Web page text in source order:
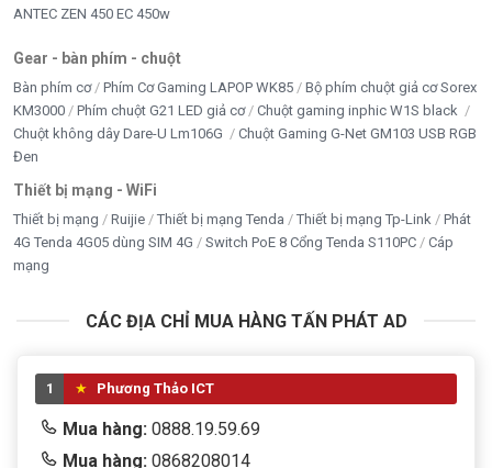
ANTEC ZEN 450 EC 450w
Gear - bàn phím - chuột
Bàn phím cơ Phím Cơ Gaming LAPOP WK85
Bộ phím chuột giả cơ Sorex
KM3000
Phím chuột G21 LED giả cơ
Chuột gaming inphic W1S black
Chuột không dây Dare-U Lm106G
Chuột Gaming G-Net GM103 USB RGB
Đen
Thiết bị mạng - WiFi
Thiết bị mạng Ruijie Thiết bị mạng Tenda Thiết bị mạng Tp-Link
Phát
4G Tenda 4G05 dùng SIM 4G
Switch PoE 8 Cổng Tenda S110PC
Cáp
mạng
CÁC ĐỊA CHỈ MUA HÀNG TẤN PHÁT AD
1 Phương Thảo ICT
Mua hàng: 0888.19.59.69
Mua hàng: 0868208014